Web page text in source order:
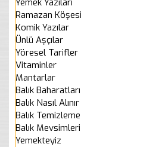
Ramazan Köşesi
Komik Yazılar
Ünlü Aşçılar
Yöresel Tarifler
Vitaminler
Mantarlar
Balık Baharatları
Balık Nasıl Alınır
Balık Temizleme
Balık Mevsimleri
Yemekteyiz